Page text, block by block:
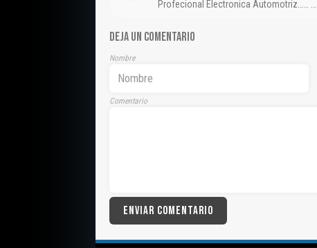
Profecional Electronica Automotriz…… ……
DEJA UN COMENTARIO
Nombre
Comentario